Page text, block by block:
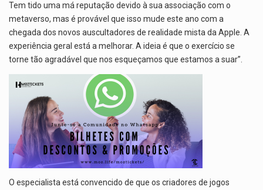
Tem tido uma má reputação devido à sua associação com o
metaverso, mas é provável que isso mude este ano com a
chegada dos novos auscultadores de realidade mista da Apple. A
experiência geral está a melhorar. A ideia é que o exercício se
torne tão agradável que nos esqueçamos que estamos a suar”.
O especialista está convencido de que os criadores de jogos